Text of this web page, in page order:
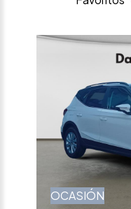
OCASIÓN